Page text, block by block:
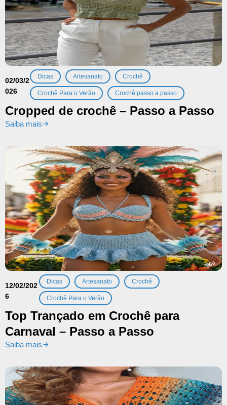
02/03/2
026
Dicas Artesanato Crochê
Crochê Para o Verão Crochê passo a passo
Cropped de crochê – Passo a Passo
Saiba mais
12/02/202
6
Dicas , Artesanato , Crochê ,
Crochê Para o Verão
Top Trançado em Crochê para
Carnaval – Passo a Passo
Saiba mais